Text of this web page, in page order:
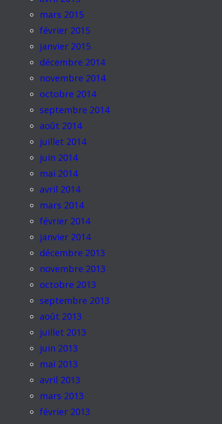
mars 2015
février 2015
janvier 2015
décembre 2014
novembre 2014
octobre 2014
septembre 2014
août 2014
juillet 2014
juin 2014
mai 2014
avril 2014
mars 2014
février 2014
janvier 2014
décembre 2013
novembre 2013
octobre 2013
septembre 2013
août 2013
juillet 2013
juin 2013
mai 2013
avril 2013
mars 2013
février 2013